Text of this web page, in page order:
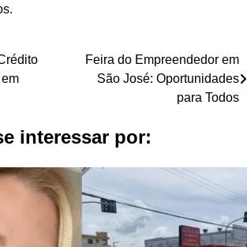
Feira do Empreendedor em
São José: Oportunidades
para Todos
interessar por: